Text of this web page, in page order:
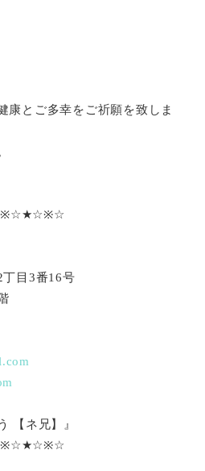
康とご多幸をご祈願を致しま
目3番16号
【ネ兄】』